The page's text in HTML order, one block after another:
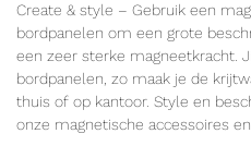
Create & style – Gebruik een
bordpanelen om een grote
een zeer sterke magneetkracht.
bordpanelen, zo maak je de
thuis of op kantoor. Style en
onze magnetische accessoires